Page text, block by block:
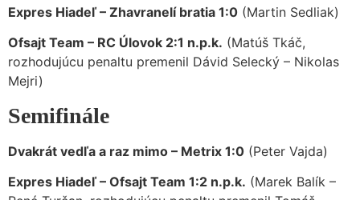
Expres Hiadeľ – Zhavranelí bratia 1:0 (Martin Sedliak)
Ofsajt Team – RC Úlovok 2:1 n.p.k. (Matúš Tkáč,
rozhodujúcu penaltu premenil Dávid Selecký – Nikolas
Mejri)
Semifinále
Dvakrát vedľa a raz mimo – Metrix 1:0 (Peter Vajda)
Expres Hiadeľ – Ofsajt Team 1:2 n.p.k. (Marek Balík –